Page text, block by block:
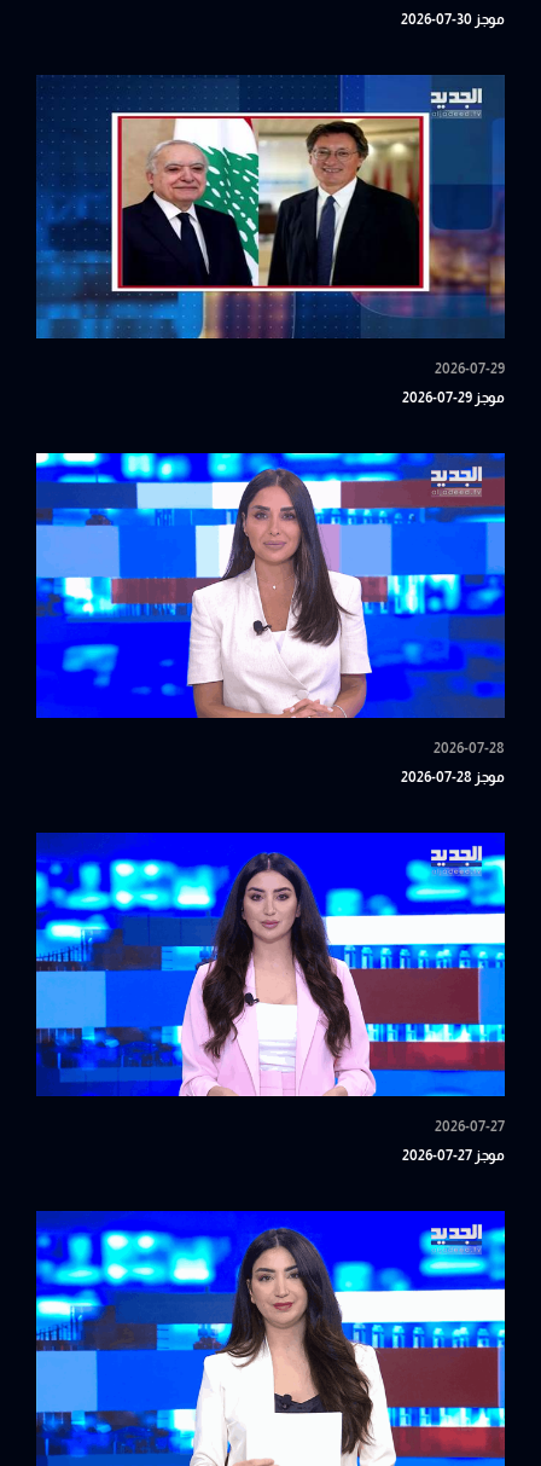
موجز 30-07-2026
2026-07-29
موجز 29-07-2026
2026-07-28
موجز 28-07-2026
2026-07-27
موجز 27-07-2026